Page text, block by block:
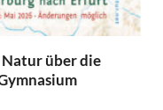
Natur über die